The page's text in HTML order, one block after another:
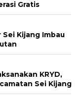
Gratis
Kijang Imbau
KRYD,
Sei Kijang